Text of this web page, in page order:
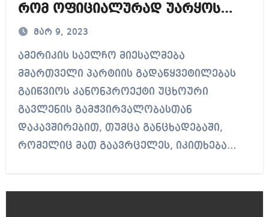
რომ ოფიციალურად უარყოს
კანონპროექტები და აღარ
მარ 9, 2023
ამერიკის საელჩო მიესალმება
მმართველი პარტიის გადაწყვეტილებას
გაიწვიოს კანონპროექტი უცხოური
გავლენის გამჭვირვალობასთან
დაკავშირებით, თუმცა განცხადებაში,
რომელიც მათ გაავრცელეს, იკითხება…